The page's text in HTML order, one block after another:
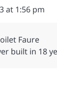
at 1:56 pm
Faure
built in 18